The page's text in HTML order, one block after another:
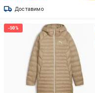
Доставимо